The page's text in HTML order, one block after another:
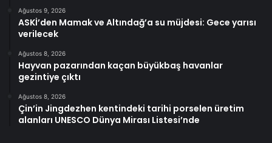
Ağustos 9, 2026
ASKİ’den Mamak ve Altındağ’a su müjdesi: Gece yarısı
verilecek
Ağustos 8, 2026
Hayvan pazarından kaçan büyükbaş havanlar
gezintiye çıktı
Ağustos 8, 2026
Çin’in Jingdezhen kentindeki tarihi porselen üretim
alanları UNESCO Dünya Mirası Listesi’nde